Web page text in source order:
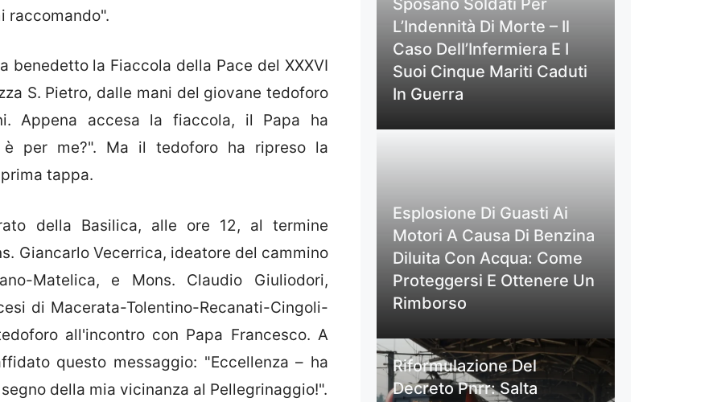
raccomando".
benedetto la Fiaccola della Pace del XXXVI
S. Pietro, dalle mani del giovane tedoforo
Appena accesa la fiaccola, il Papa ha
è per me?". Ma il tedoforo ha ripreso la
tappa.
della Basilica, alle ore 12, al termine
Giancarlo Vecerrica, ideatore del cammino
Matelica, e Mons. Claudio Giuliodori,
di Macerata-Tolentino-Recanati-Cingoli-
all'incontro con Papa Francesco. A
questo messaggio: "Eccellenza – ha
della mia vicinanza al Pellegrinaggio!".
L’Indennità Di Morte – Il
Caso Dell’Infermiera E I
Suoi Cinque Mariti Caduti
In Guerra
Esplosione Di Guasti Ai
Motori A Causa Di Benzina
Diluita Con Acqua: Come
Proteggersi E Ottenere Un
Rimborso
Riformulazione Del
Decreto Pnrr: Salta